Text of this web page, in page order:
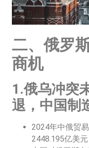
二、俄罗
商机
1.俄乌冲突
退，中国制
2024年中俄贸
2448.195亿美